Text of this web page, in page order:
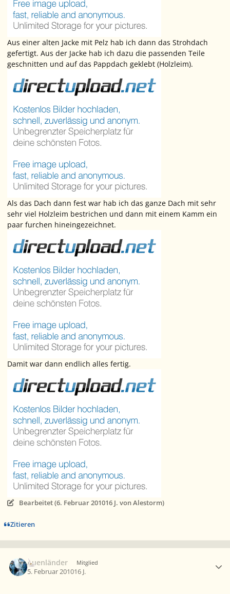
Aus einer alten Jacke mit Pelz hab ich dann das Strohdach
gefertigt. Aus der Jacke hab ich dazu die passenden Teile
geschnitten und auf das Pappdach geklebt (Holzleim).
Als das Dach dann fest war hab ich das ganze Dach mit sehr
sehr viel Holzleim bestrichen und dann mit einem Kamm ein
paar furchen hineingezeichnet.
Damit war dann endlich alles fertig.
Bearbeitet (6. Februar 201016 J. von Alestorm)
Zitieren
Auenländer Mitglied
5. Februar 201016 J.